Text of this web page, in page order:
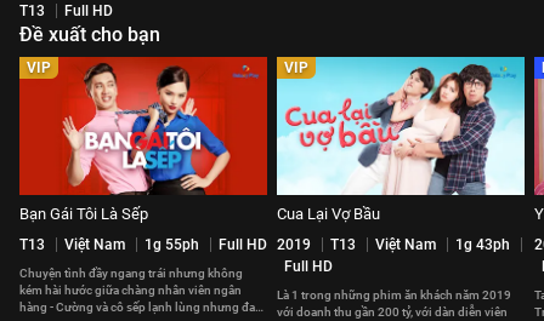
T13 Full HD
Đề xuất cho bạn
VIP
Bạn Gái Tôi Là Sếp
T13 Việt Nam 1g 55ph Full HD
Chuyện tình đầy ngang trái nhưng không
kém hài hước giữa chàng nhân viên ngân
hàng - Cường và cô sếp lạnh lùng nhưng đa
VIP
Cua Lại Vợ Bầu
2019 T13 Việt Nam
1g 43ph
Full HD
Là 1 trong những phim ăn khách năm 2019
với doanh thu gần 200 tỷ, với dàn diễn viên